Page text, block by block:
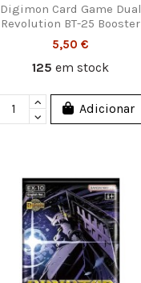
Digimon Card Game Dual
Revolution BT-25 Booster
5,50 €
125em stock
Adicionar